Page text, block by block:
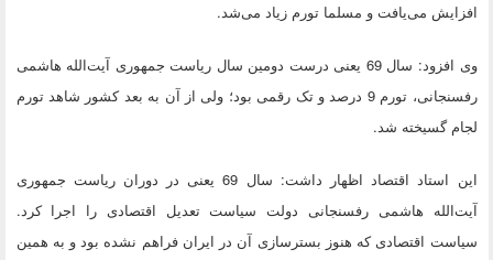
افزایش می‌یافت و مسلما تورم زیاد می‌شد.
وی افزود: سال 69 یعنی درست دومین سال ریاست جمهوری آیت‌الله هاشمی
رفسنجانی، تورم 9 درصد و تک رقمی بود؛ ولی از آن به بعد کشور شاهد تورم
لجام گسیخته شد.
این استاد اقتصاد اظهار داشت: سال 69 یعنی در دوران ریاست جمهوری
آیت‌الله هاشمی رفسنجانی دولت سیاست تعدیل اقتصادی را اجرا کرد.
سیاست اقتصادی که هنوز بسترسازی آن در ایران فراهم نشده بود و به همین